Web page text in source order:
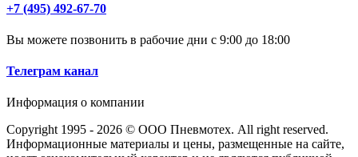
+7 (495) 492-67-70
Вы можете позвонить в рабочие дни с 9:00 до 18:00
Телеграм канал
Информация о компании
Copyright 1995 - 2026 © ООО Пневмотех. All right reserved.
Информационные материалы и цены, размещенные на сайте,